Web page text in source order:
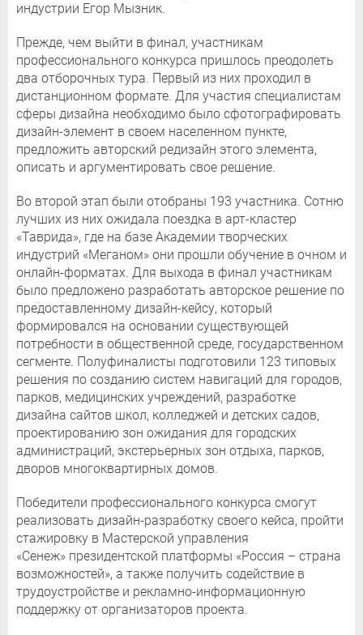
индустрии Егор Мызник.
Прежде, чем выйти в финал, участникам
профессионального конкурса пришлось преодолеть
два отборочных тура. Первый из них проходил в
дистанционном формате. Для участия специалистам
сферы дизайна необходимо было сфотографировать
дизайн-элемент в своем населенном пункте,
предложить авторский редизайн этого элемента,
описать и аргументировать свое решение.
Во второй этап были отобраны 193 участника. Сотню
лучших из них ожидала поездка в арт-кластер
«Таврида», где на базе Академии творческих
индустрий «Меганом» они прошли обучение в очном и
онлайн-форматах. Для выхода в финал участникам
было предложено разработать авторское решение по
предоставленному дизайн-кейсу, который
формировался на основании существующей
потребности в общественной среде, государственном
сегменте. Полуфиналисты подготовили 123 типовых
решения по созданию систем навигаций для городов,
парков, медицинских учреждений, разработке
дизайна сайтов школ, колледжей и детских садов,
проектированию зон ожидания для городских
администраций, экстерьерных зон отдыха, парков,
дворов многоквартирных домов.
Победители профессионального конкурса смогут
реализовать дизайн-разработку своего кейса, пройти
стажировку в Мастерской управления
«Сенеж» президентской платформы «Россия – страна
возможностей», а также получить содействие в
трудоустройстве и рекламно-информационную
поддержку от организаторов проекта.